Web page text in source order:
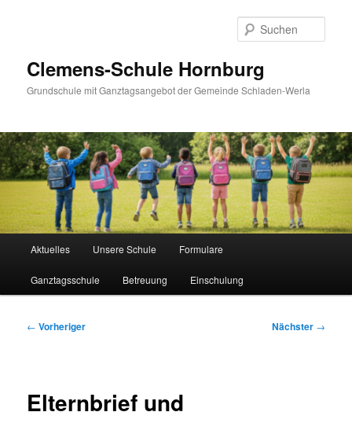
Clemens-Schule Hornburg
Grundschule mit Ganztagsangebot der Gemeinde Schladen-Werla
Aktuelles Unsere Schule Formulare
Ganztagsschule Betreuung Einschulung
Beitragsnavigation
← Vorheriger Nächster →
Elternbrief und